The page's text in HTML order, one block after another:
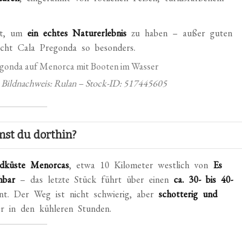
umein echtes Naturerlebnis zu haben – außer guten
Cala Pregonda so besonders.
Rulan – Stock-ID: 517445605
du dorthin?
Menorcas, etwa 10 Kilometer westlich von Es
– das letzte Stück führt über einenca. 30- bis 40-
Der Weg ist nicht schwierig, aberschotterig und
in den kühleren Stunden.